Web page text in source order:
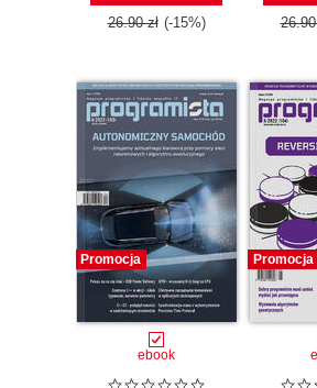
26.90 zł (-15%) 26.90
Promocja
ebook
Promocja